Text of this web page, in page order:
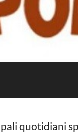
quotidiani